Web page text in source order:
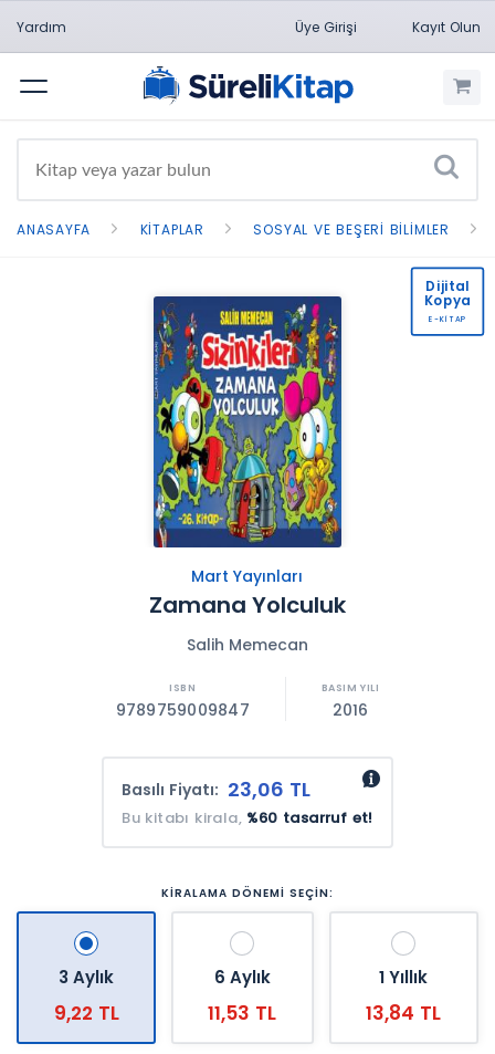
Yardım Üye Girişi Kayıt Olun
Menü
ANASAYFA KITAPLAR SOSYAL VE BEŞERI BILIMLER
Mart Yayınları
Zamana Yolculuk
Salih Memecan
9789759009847 2016
Basılı Fiyatı: 23,06 TL
Bu kitabı kirala, %60 tasarruf et!
KİRALAMA DÖNEMİ SEÇİN:
3 Aylık
9,22 TL
6 Aylık
11,53 TL
1 Yıllık
13,84 TL
Dijital
Kopya
E-KİTAP